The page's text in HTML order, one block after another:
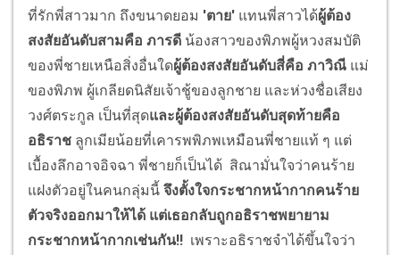
ที่รักพี่สาวมาก ถึงขนาดยอม 'ตาย' แทนพี่สาวได้ผู้ต้อง
สงสัยอันดับสามคือ ภารดี น้องสาวของพิภพผู้หวงสมบัติ
ของพี่ชายเหนือสิ่งอื่นใดผู้ต้องสงสัยอันดับสี่คือ ภาวิณี แม่
ของพิภพ ผู้เกลียดนิสัยเจ้าชู้ของลูกชาย และห่วงชื่อเสียง
วงศ์ตระกูล เป็นที่สุดและผู้ต้องสงสัยอันดับสุดท้ายคือ
อธิราช ลูกเมียน้อยที่เคารพพิภพเหมือนพี่ชายแท้ ๆ แต่
เบื้องลึกอาจอิจฉา พี่ชายก็เป็นได้ สิณามั่นใจว่าคนร้าย
แฝงตัวอยู่ในคนกลุ่มนี้ จึงตั้งใจกระชากหน้ากากคนร้าย
ตัวจริงออกมาให้ได้ แต่เธอกลับถูกอธิราชพยายาม
กระชากหน้ากากเช่นกัน!! เพราะอธิราชจำได้ขึ้นใจว่า